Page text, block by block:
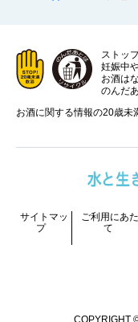
ストッ
妊娠中
お酒は
のんだ
お酒に関する情報の20歳未
COPYRIGHT
サイトマッ
プ
ご利用にあ
て